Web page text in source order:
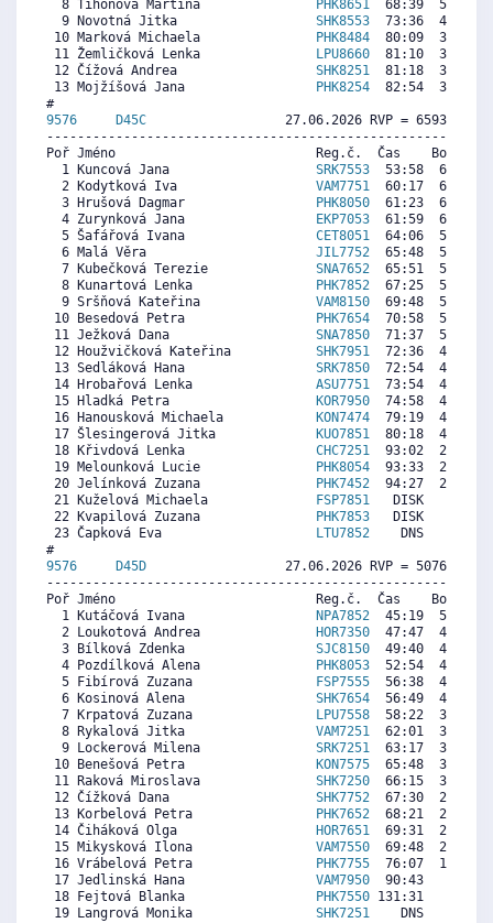
  8 Tihonová Martina
PHK8651
68:39  5326
  9 Novotná Jitka
SHK8553
73:36  4592
10 Marková Michaela
PHK8484
80:09  3620
11 Žemličková Lenka
LPU8660
81:10  3469
12 Čížová Andrea SHK8251
81:18  3449
13 Mojžíšová Jana
PHK8254
82:54  3212
9576
D45C
27.06.2026 RVP = 6593/
Poř Jméno                          Reg.č.  Čas    Body
  1 Kuncová Jana
SRK7553
53:58  6966
  2 Kodytková Iva
VAM7751
60:17  6269
  3 Hrušová Dagmar
PHK8050
61:23  6148
  4 Zurynková Jana
EKP7053
61:59  6082
  5 Šafářová Ivana
CET8051
64:06  5848
  6 Malá Věra
JIL7752
65:48  5660
  7 Kubečková Terezie
SNA7652
65:51  5655
  8 Kunartová Lenka
PHK7852
67:25  5482
  9 Sršňová Kateřina
VAM8150
69:48  5219
10 Besedová Petra
PHK7654
70:58  5090
11 Ježková Dana SNA7850
71:37  5018
12 Houžvičková Kateřina SHK7951
72:36  4910
13 Sedláková Hana SRK7850
72:54  4877
14 Hrobařová Lenka ASU7751
73:54  4766
15 Hladká Petra
KOR7950
74:58  4649
16 Hanousková Michaela
KON7474
79:19  4169
17 Šlesingerová Jitka
KUO7851
80:18  4060
18 Křivdová Lenka CHC7251
93:02  2655
19 Melounková Lucie
PHK8054
93:33  2598
20 Jelínková Zuzana
PHK7452
94:27  2498
21 Kuželová Michaela
FSP7851
DISK     0
22 Kvapilová Zuzana
PHK7853
DISK     0
23 Čapková Eva
LTU7852
DNS     0
9576
D45D
27.06.2026 RVP = 5076/
Poř Jméno                          Reg.č.  Čas    Body
  1 Kutáčová Ivana
NPA7852
45:19  5212
  2 Loukotová Andrea
HOR7350
47:47  4954
  3 Bílková Zdenka
SJC8150
49:40  4757
  4 Pozdílková Alena
PHK8053
52:54  4419
  5 Fibírová Zuzana
FSP7555
56:38  4029
  6 Kosinová Alena
SHK7654
56:49  4010
  7 Krpatová Zuzana
LPU7558
58:22  3848
  8 Rykalová Jitka
VAM7251
62:01  3466
  9 Lockerová Milena
SRK7251
63:17  3334
10 Benešová Petra
KON7575
65:48  3071
11 Raková Miroslava SHK7250
66:15  3024
12 Čížková Dana SHK7752
67:30  2893
13 Korbelová Petra
PHK7652
68:21  2804
14 Čiháková Olga
HOR7651
69:31  2682
15 Mikysková Ilona VAM7550
69:48  2653
16 Vrábelová Petra
PHK7755
76:07  1992
17 Jedlinská Hana VAM7950
90:43   466
18 Fejtová Blanka
PHK7550 131:31     0
19 Langrová Monika SHK7251
DNS     0